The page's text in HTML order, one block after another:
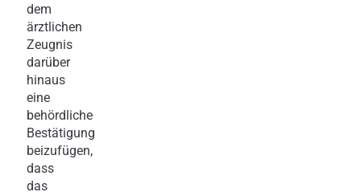
dem
ärztlichen
Zeugnis
darüber
hinaus
eine
behördliche
Bestätigung
beizufügen,
dass
das